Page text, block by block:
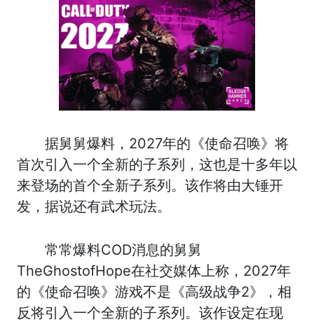
据舅舅爆料，2027年的《使命召唤》将
首次引入一个全新的子系列，这也是十多年以
来登场的首个全新子系列。该作将由大锤开
发，据说还有武术玩法。
常常爆料COD消息的舅舅
TheGhostofHope在社交媒体上称，2027年
的《使命召唤》游戏不是《高级战争2》，相
反将引入一个全新的子系列。该作设定在现